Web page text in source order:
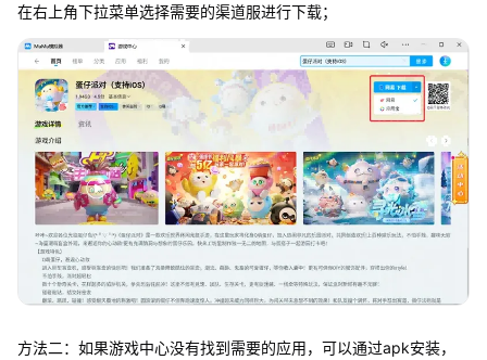
在右上角下拉菜单选择需要的渠道服进行下载；
方法二：如果游戏中心没有找到需要的应用，可以通过apk安装，